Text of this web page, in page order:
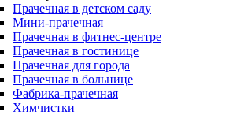
Прачечная в детском саду
Мини-прачечная
Прачечная в фитнес-центре
Прачечная в гостинице
Прачечная для города
Прачечная в больнице
Фабрика-прачечная
Химчистки